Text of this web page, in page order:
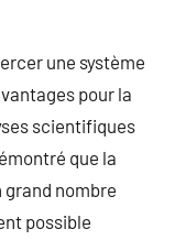
une système
pour la
scientifiques
que la
grand nombre
possible